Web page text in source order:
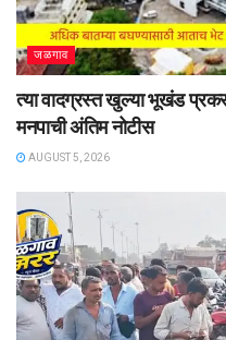
जळगाव
त्या वादग्रस्त खुल्या भूखंड
मनपाची अंतिम नोटीस
AUGUST 5, 2026